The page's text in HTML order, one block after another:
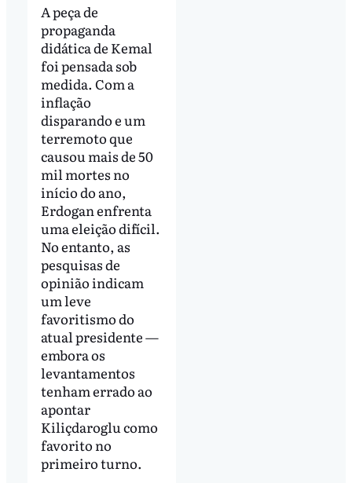
A peça de
propaganda
didática de Kemal
foi pensada sob
medida. Com a
inflação
disparando e um
terremoto que
causou mais de 50
mil mortes no
início do ano,
Erdogan enfrenta
uma eleição difícil.
No entanto, as
pesquisas de
opinião indicam
um leve
favoritismo do
atual presidente —
embora os
levantamentos
tenham errado ao
apontar
Kiliçdaroglu como
favorito no
primeiro turno.